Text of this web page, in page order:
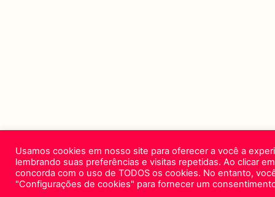
Usamos cookies em nosso site para oferecer a você a
lembrando suas preferências e visitas repetidas. Ao clicar
concorda com o uso de TODOS os cookies. No entanto,
"Configurações de cookies" para fornecer um